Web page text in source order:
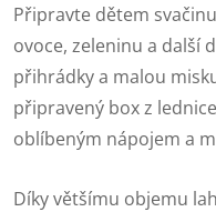
Připravte dětem
ovoce, zeleninu a další
přihrádky a malou
připravený box z
oblíbeným nápojem a
Díky většímu objemu